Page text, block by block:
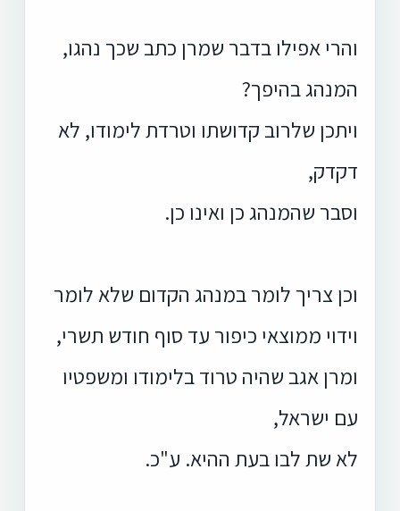
והרי אפילו בדבר שמרן כתב שכך נהגו,
המנהג בהיפך?
ויתכן שלרוב קדושתו וטרדת לימודו, לא
דקדק,
וסבר שהמנהג כן ואינו כן.
וכן צריך לומר במנהג הקדום שלא לומר
וידוי ממוצאי כיפור עד סוף חודש תשרי,
ומרן אגב שהיה טרוד בלימודו ומשפטיו
עם ישראל,
לא שת לבו בעת ההיא. ע"כ.